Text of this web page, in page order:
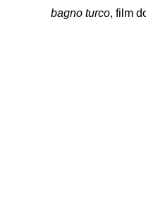
bagno turco, film